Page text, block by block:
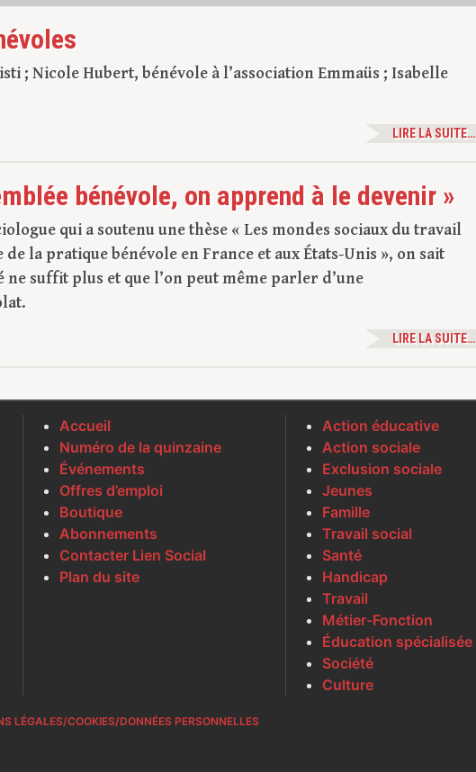
; Nicole Hubert, bénévole à l’association Emmaüs ; Isabelle
LIRE LA SUITE…
bénévole, on apprend à le devenir »
qui a soutenu une thèse « Les mondes sociaux du travail
la pratique bénévole en France et aux États-Unis », on sait
suffit plus et que l’on peut même parler d’une
LIRE LA SUITE…
Accueil
Numéro de la quinzaine
Événements
Offres d’emploi
Boutique
Abonnements
Contacter Lien Social
Plan du site
Action éducative
Action sociale
Exclusion sociale
Jeunes
Famille
Travail social
Santé
Handicap
Travail
Métier-Fonction
Éducation spécialisée
Société
Culture
LÉGALES/COOKIES/DONNÉES PERSONNELLES